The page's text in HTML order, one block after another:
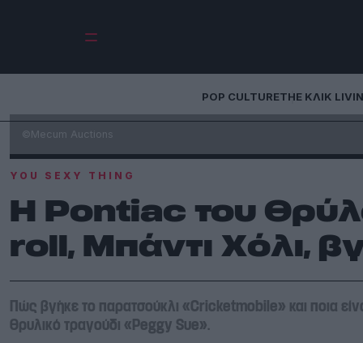
POP CULTURETHE ΚΛΙΚ
©Mecum Auctions
YOU SEXY THING
Η Pontiac του
roll, Μπάντι Χόλι,
Πώς βγήκε το παρατσούκλι «Cricketmobile» και ποια
θρυλικό τραγούδι «Peggy Sue».